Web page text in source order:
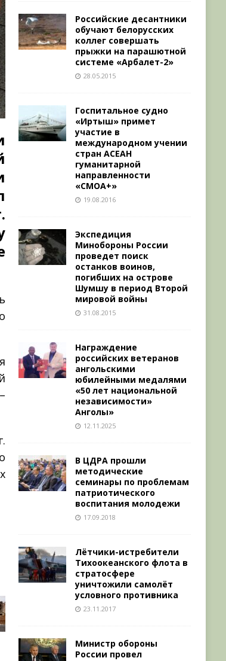
Российские десантники
обучают белорусских
коллег совершать
прыжки на парашютной
системе «Арбалет-2»
28.05.2015
Госпитальное судно
«Иртыш» примет
участие в
международном учении
стран АСЕАН
гуманитарной
направленности
«СМОА+»
19.08.2016
Экспедиция
Минобороны России
проведет поиск
останков воинов,
погибших на острове
Шумшу в период Второй
мировой войны
31.08.2015
Награждение
российских ветеранов
ангольскими
юбилейными медалями
«50 лет национальной
независимости»
Анголы»
12.11.2025
В ЦДРА прошли
методические
семинары по проблемам
патриотического
воспитания молодежи
17.09.2018
Лётчики-истребители
Тихоокеанского флота в
стратосфере
уничтожили самолёт
условного противника
23.11.2017
Министр обороны
России провел